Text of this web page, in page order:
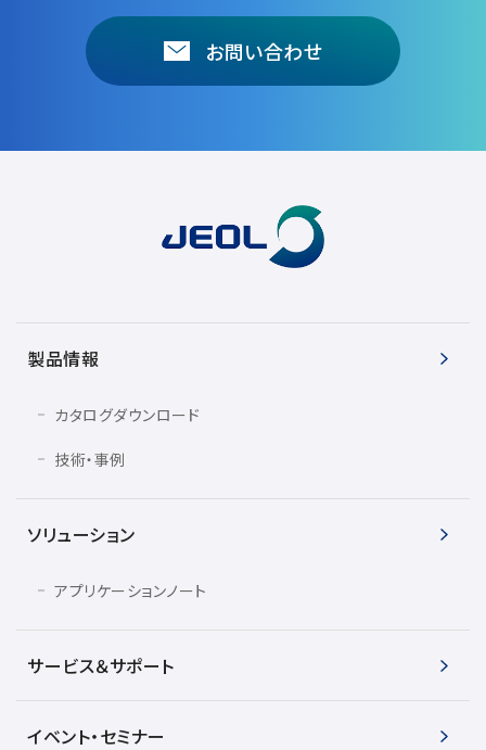
お問い合わせ
製品情報
カタログダウンロード
技術・事例
ソリューション
アプリケーションノート
サービス＆サポート
イベント・セミナー